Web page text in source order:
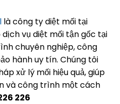
là công ty diệt mối tại
vụ diệt mối tận gốc tại
chuyên nghiệp, công
hành uy tín. Chúng tôi
xử lý mối hiệu quả, giúp
và công trình một cách
226